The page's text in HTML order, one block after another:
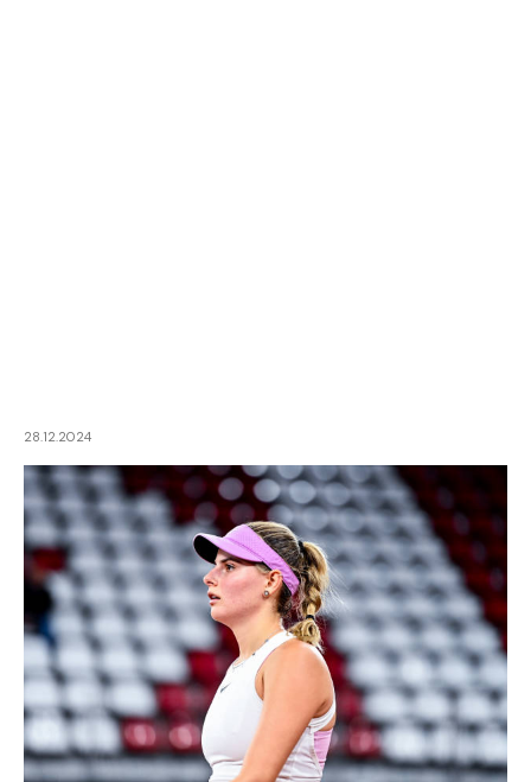
28.12.2024